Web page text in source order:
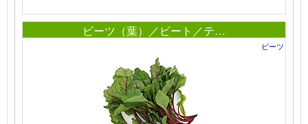
ビーツ（葉）／ビート／テ…
ビーツ